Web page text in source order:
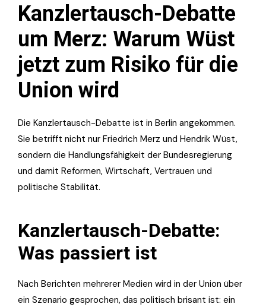
Kanzlertausch-Debatte
um Merz: Warum Wüst
jetzt zum Risiko für die
Union wird
Die Kanzlertausch-Debatte ist in Berlin angekommen.
Sie betrifft nicht nur Friedrich Merz und Hendrik Wüst,
sondern die Handlungsfähigkeit der Bundesregierung
und damit Reformen, Wirtschaft, Vertrauen und
politische Stabilität.
Kanzlertausch-Debatte:
Was passiert ist
Nach Berichten mehrerer Medien wird in der Union über
ein Szenario gesprochen, das politisch brisant ist: ein